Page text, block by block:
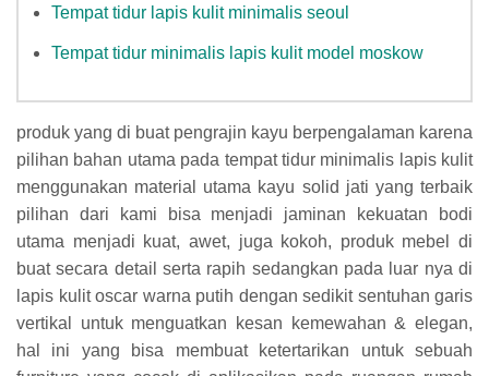
Tempat tidur lapis kulit minimalis seoul
Tempat tidur minimalis lapis kulit model moskow
produk yang di buat pengrajin kayu berpengalaman karena
pilihan bahan utama pada tempat tidur minimalis lapis kulit
menggunakan material utama kayu solid jati yang terbaik
pilihan dari kami bisa menjadi jaminan kekuatan bodi
utama menjadi kuat, awet, juga kokoh, produk mebel di
buat secara detail serta rapih sedangkan pada luar nya di
lapis kulit oscar warna putih dengan sedikit sentuhan garis
vertikal untuk menguatkan kesan kemewahan & elegan,
hal ini yang bisa membuat ketertarikan untuk sebuah